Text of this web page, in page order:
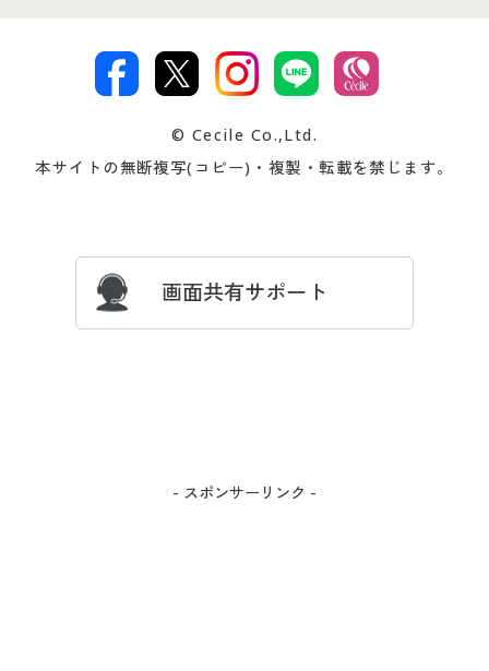
著作権・商標について 会社案内
プレゼント＆キャンペーン サイトマップ
交換・返品は お支払は
ついて
忘れの場合
© Cecile Co.,Ltd.
本サイトの無断複写(コピー)・複製・転載を禁じます。
画面共有サポート
- スポンサーリンク -